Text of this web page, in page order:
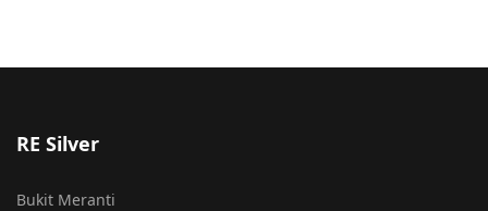
RE Silver
Bukit Meranti